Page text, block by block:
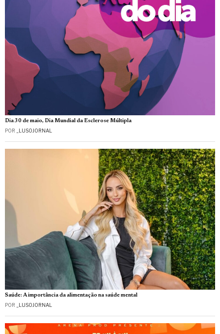
Dia 30 de maio, Dia Mundial da Esclerose Múltipla
POR _LUSOJORNAL
Saúde: A importância da alimentação na saúde mental
POR _LUSOJORNAL